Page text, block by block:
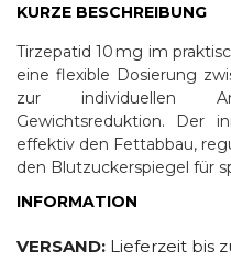
KURZE BESCHREIBUNG
Tirzepatid 10 mg im
eine flexible Dosierung
zur individuellen
Gewichtsreduktion. Der
effektiv den Fettabbau,
den Blutzuckerspiegel für
INFORMATION
VERSAND: Lieferzeit bis